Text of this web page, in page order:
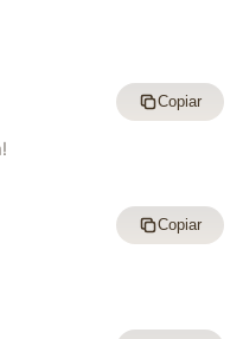
Copiar
Copiar